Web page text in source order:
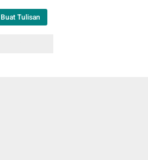
Buat Tulisan